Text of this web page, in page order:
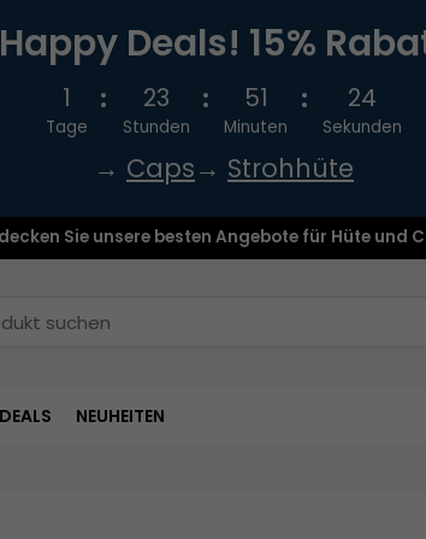
Happy Deals! 15%
1
Tage
23
Stunden
51
Minuten
24
Sekunden
→ Caps→ Strohhüte
Sie unsere besten Angebote für Hüte und
DEALS NEUHEITEN